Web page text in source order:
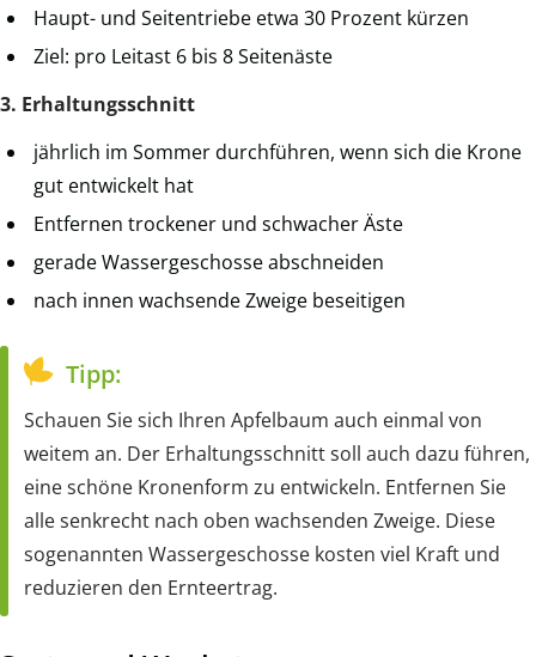
Haupt- und Seitentriebe etwa 30 Prozent kürzen
Ziel: pro Leitast 6 bis 8 Seitenäste
3. Erhaltungsschnitt
jährlich im Sommer durchführen, wenn sich die Krone
gut entwickelt hat
Entfernen trockener und schwacher Äste
gerade Wassergeschosse abschneiden
nach innen wachsende Zweige beseitigen
Tipp:
Schauen Sie sich Ihren Apfelbaum auch einmal von
weitem an. Der Erhaltungsschnitt soll auch dazu führen,
eine schöne Kronenform zu entwickeln. Entfernen Sie
alle senkrecht nach oben wachsenden Zweige. Diese
sogenannten Wassergeschosse kosten viel Kraft und
reduzieren den Ernteertrag.